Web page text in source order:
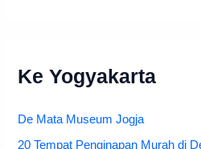
Ke Yogyakarta
De Mata Museum Jogja
20 Tempat Penginapan Murah di